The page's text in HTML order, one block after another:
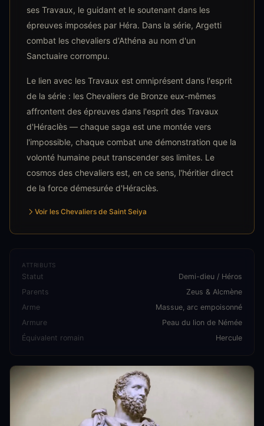
ses Travaux, le guidant et le soutenant dans les
épreuves imposées par Héra. Dans la série, Argetti
combat les chevaliers d'Athéna au nom d'un
Sanctuaire corrompu.
Le lien avec les Travaux est omniprésent dans l'esprit
de la série : les Chevaliers de Bronze eux-mêmes
affrontent des épreuves dans l'esprit des Travaux
d'Héraclès — chaque saga est une montée vers
l'impossible, chaque combat une démonstration que la
volonté humaine peut transcender ses limites. Le
cosmos des chevaliers est, en ce sens, l'héritier direct
de la force démesurée d'Héraclès.
Voir les Chevaliers de Saint Seiya
ATTRIBUTS
Statut
Demi-dieu / Héros
Parents
Zeus & Alcmène
Arme
Massue, arc empoisonné
Armure
Peau du lion de Némée
Équivalent romain
Hercule